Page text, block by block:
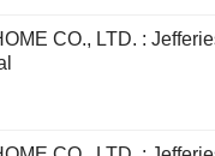
CO., LTD. :